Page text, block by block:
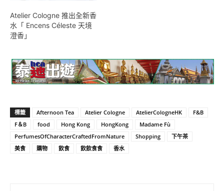
Atelier Cologne 推出全新香
水「 Encens Céleste 天境
澄香」
標籤 Afternoon Tea Atelier Cologne AtelierCologneHK
F&B
F＆B
food Hong Kong HongKong
Madame Fù
PerfumesOfCharacterCraftedFromNature
Shopping
下午茶
美食
購物 飲食 飲飲食食 香水